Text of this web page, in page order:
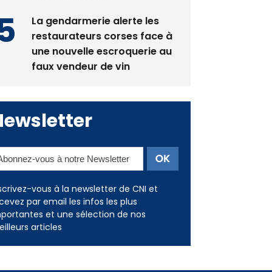
une nouvelle escroquerie au
faux vendeur de vin
vous à la newsletter de CNI et
par email les infos les plus
et une sélection de nos